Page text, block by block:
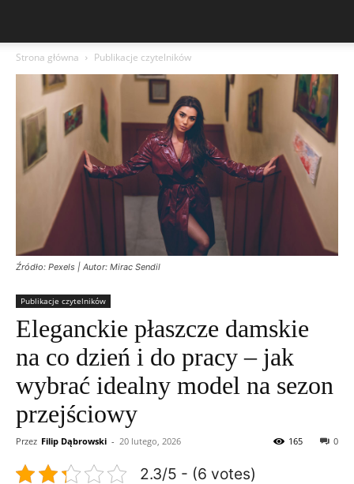
Strona główna Publikacje czytelników
Źródło: Pexels | Autor: Mirac Sendil
Publikacje czytelników
Eleganckie płaszcze damskie
na co dzień i do pracy – jak
wybrać idealny model na sezon
przejściowy
Przez Filip Dąbrowski - 20 lutego, 2026 0
165
2.3/5 - (6 votes)